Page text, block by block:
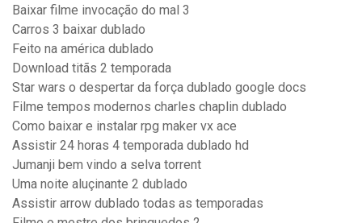
Baixar filme invocação do mal 3
Carros 3 baixar dublado
Feito na américa dublado
Download titãs 2 temporada
Star wars o despertar da força dublado google docs
Filme tempos modernos charles chaplin dublado
Como baixar e instalar rpg maker vx ace
Assistir 24 horas 4 temporada dublado hd
Jumanji bem vindo a selva torrent
Uma noite aluçinante 2 dublado
Assistir arrow dublado todas as temporadas